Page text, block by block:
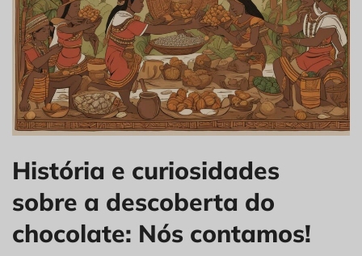
História e curiosidades
sobre a descoberta do
chocolate: Nós contamos!